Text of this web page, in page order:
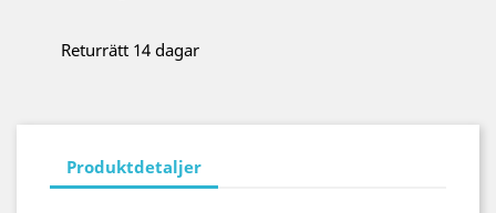
Returrätt 14 dagar
Produktdetaljer